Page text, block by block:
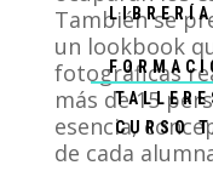
LIBRERÍA
CURSO
También se
un lookbook
fotográficas
más de 15
esencia,
de cada